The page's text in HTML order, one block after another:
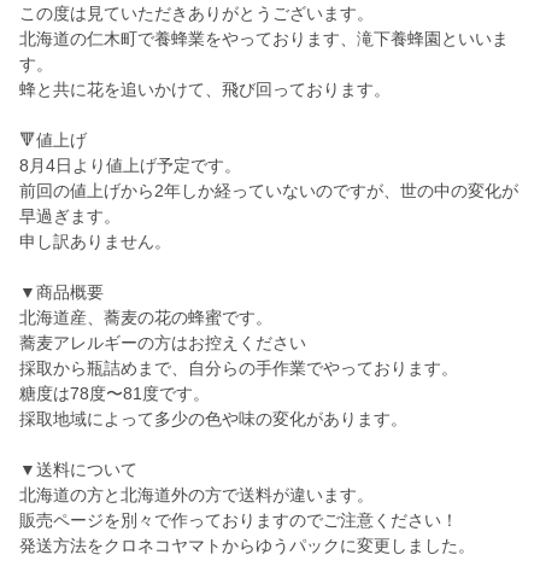
この度は見ていただきありがとうございます。
北海道の仁木町で養蜂業をやっております、滝下養蜂園といいま
す。
蜂と共に花を追いかけて、飛び回っております。
🔻値上げ
8月4日より値上げ予定です。
前回の値上げから2年しか経っていないのですが、世の中の変化が
早過ぎます。
申し訳ありません。
▼商品概要
北海道産、蕎麦の花の蜂蜜です。
蕎麦アレルギーの方はお控えください
採取から瓶詰めまで、自分らの手作業でやっております。
糖度は78度〜81度です。
採取地域によって多少の色や味の変化があります。
▼送料について
北海道の方と北海道外の方で送料が違います。
販売ページを別々で作っておりますのでご注意ください！
発送方法をクロネコヤマトからゆうパックに変更しました。